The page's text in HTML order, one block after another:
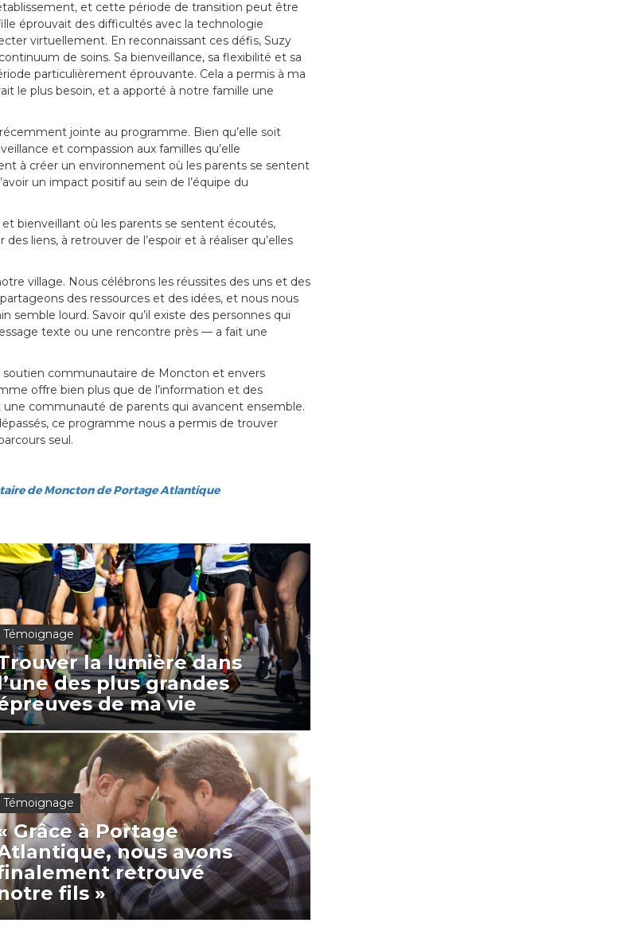
et cette période de transition peut être
éprouvait des difficultés avec la technologie
virtuellement. En reconnaissant ces défis, Suzy
de soins. Sa bienveillance, sa flexibilité et sa
particulièrement éprouvante. Cela a permis à ma
le plus besoin, et a apporté à notre famille une
jointe au programme. Bien qu’elle soit
et compassion aux familles qu’elle
à créer un environnement où les parents se sentent
un impact positif au sein de l’équipe du
bienveillant où les parents se sentent écoutés,
liens, à retrouver de l’espoir et à réaliser qu’elles
village. Nous célébrons les réussites des uns et des
des ressources et des idées, et nous nous
lourd. Savoir qu’il existe des personnes qui
texte ou une rencontre près — a fait une
communautaire de Moncton et envers
offre bien plus que de l’information et des
une communauté de parents qui avancent ensemble.
ce programme nous a permis de trouver
seul.
de Moncton de Portage Atlantique
Témoignage
la lumière dans
des plus grandes
de ma vie
Témoignage
Grâce à Portage
nous avons
retrouvé
fils »